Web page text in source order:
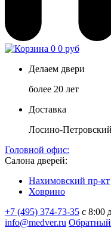
0 0 руб
Делаем двери
более 20 лет
Доставка
Лосино-
Головной офис:
Салона дверей:
Нахимовский пр-кт
Ховрино
+7 (495) 374-73-35 с 8:00
info@medver.ru